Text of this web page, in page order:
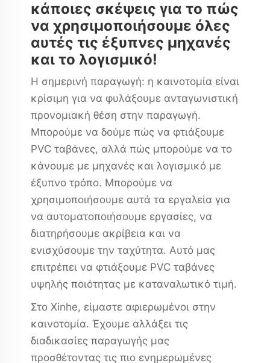
κάποιες σκέψεις για το πώς
να χρησιμοποιήσουμε όλες
αυτές τις έξυπνες μηχανές
και το λογισμικό!
Η σημερινή παραγωγή: η καινοτομία είναι
κρίσιμη για να φυλάξουμε ανταγωνιστική
προνομιακή θέση στην παραγωγή.
Μπορούμε να δούμε πώς να φτιάξουμε
PVC ταβάνες, αλλά πώς μπορούμε να το
κάνουμε με μηχανές και λογισμικό με
έξυπνο τρόπο. Μπορούμε να
χρησιμοποιήσουμε αυτά τα εργαλεία για
να αυτοματοποιήσουμε εργασίες, να
διατηρήσουμε ακρίβεια και να
ενισχύσουμε την ταχύτητα. Αυτό μας
επιτρέπει να φτιάξουμε PVC ταβάνες
υψηλής ποιότητας με καταναλωτικό τιμή.
Στο Xinhe, είμαστε αφιερωμένοι στην
καινοτομία. Έχουμε αλλάξει τις
διαδικασίες παραγωγής μας
προσθέτοντας τις πιο ενημερωμένες